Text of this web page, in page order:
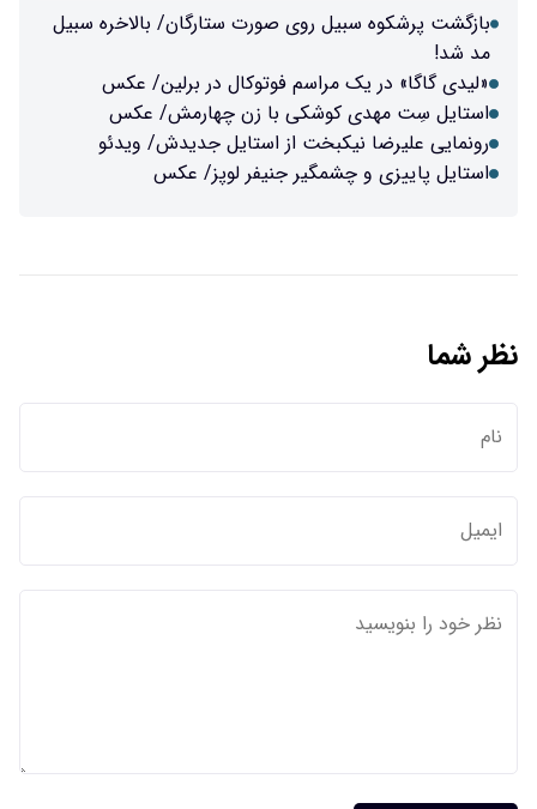
بازگشت پرشکوه سبیل روی صورت ستارگان/ بالاخره سبیل
مد شد!
«لیدی گاگا» در یک مراسم فوتوکال در برلین/ عکس
استایل سِت مهدی کوشکی با زن چهارمش/ عکس
رونمایی علیرضا نیکبخت از استایل جدیدش/ ویدئو
استایل پاییزی و چشمگیر جنیفر لوپز/ عکس
نظر شما